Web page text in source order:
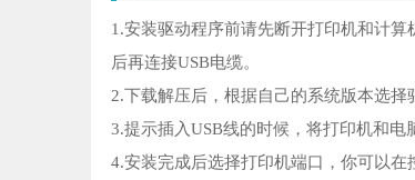
1.安装驱动程序前请先断开打印机和计
后再连接USB电缆。
2.下载解压后，根据自己的系统版本选择
3.提示插入USB线的时候，将打印机和电
4.安装完成后选择打印机端口，你可以在